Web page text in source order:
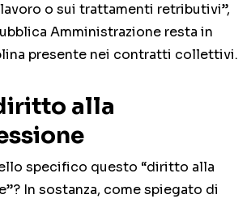
o sui trattamenti retributivi”,
Amministrazione resta in
presente nei contratti collettivi.
alla
specifico questo “diritto alla
In sostanza, come spiegato di